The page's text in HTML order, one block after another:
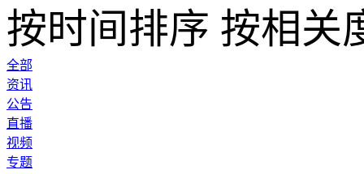
按时间排序 按相关
全部
资讯
公告
直播
视频
专题